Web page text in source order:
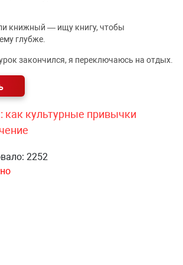
книжный — ищу книгу, чтобы
глубже.
закончился, я переключаюсь на отдых.
как культурные привычки
2252